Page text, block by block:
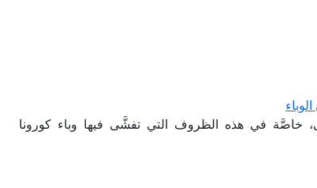
في هذه الظروف التي تفشَّى فيها وباء كورونا